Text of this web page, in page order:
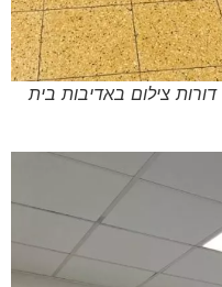
צילום באדיבות בית